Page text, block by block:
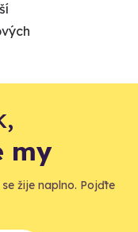
my
žije naplno. Pojďte